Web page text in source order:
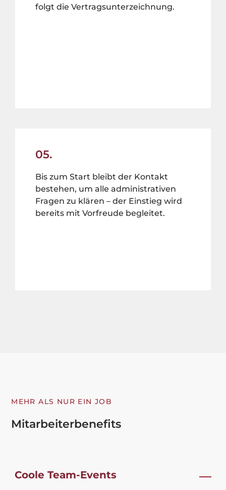
folgt die Vertragsunterzeichnung.
05.
Bis zum Start bleibt der Kontakt
bestehen, um alle administrativen
Fragen zu klären – der Einstieg wird
bereits mit Vorfreude begleitet.
MEHR ALS NUR EIN JOB
Mitarbeiterbenefits
Coole Team-Events